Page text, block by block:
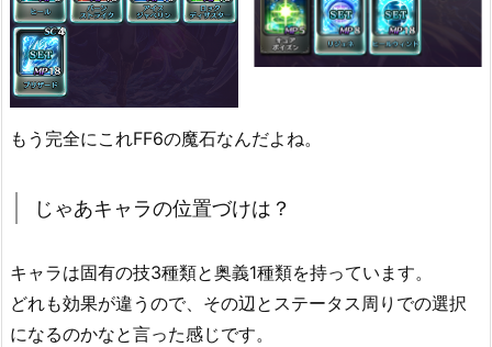
もう完全にこれFF6の魔石なんだよね。
じゃあキャラの位置づけは？
キャラは固有の技3種類と奥義1種類を持っています。
どれも効果が違うので、その辺とステータス周りでの選択
になるのかなと言った感じです。